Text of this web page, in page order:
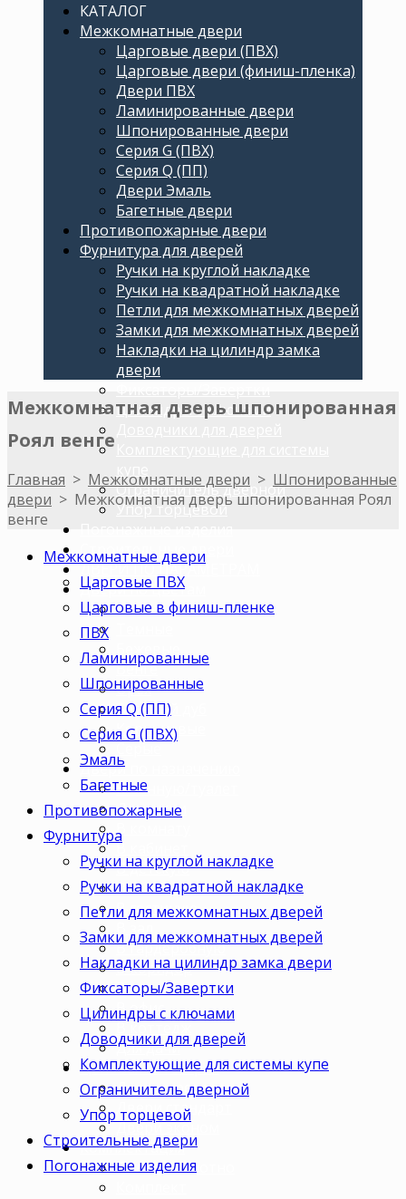
КАТАЛОГ
Межкомнатные двери
Царговые двери (ПВХ)
Царговые двери (финиш-пленка)
Двери ПВХ
Ламинированные двери
Шпонированные двери
Серия G (ПВХ)
Серия Q (ПП)
Двери Эмаль
Багетные двери
Противопожарные двери
Фурнитура для дверей
Ручки на круглой накладке
Ручки на квадратной накладке
Петли для межкомнатных дверей
Замки для межкомнатных дверей
Накладки на цилиндр замка
двери
Цилиндры с ключами
Ограничитель дверной
Упор торцевой
Строительные двери
ДВЕРИ ПО ПАРАМЕТРАМ
Двери по цветам
Светлые
Венге
Орех
Беленый дуб
Коричневые
Серые
Двери по назначению
В ванную/туалет
Для кухни
В комнату
В кабинет
В детскую
В спальню
В гостиную
В гардеробную
В коридор
В кладовку
В офис
В коттедж
Для дачи
Ценовая категория
Двери премиум
Двери стандарт
Двери эконом
Комплектация
Только полотно
Межкомнатная дверь шпонированная
Роял венге
Главная > Межкомнатные двери > Шпонированные
двери > Межкомнатная дверь шпонированная Роял
венге
Межкомнатные двери
Царговые ПВХ
Царговые в финиш-пленке
ПВХ
Ламинированные
Шпонированные
Серия Q (ПП)
Серия G (ПВХ)
Эмаль
Багетные
Противопожарные
Фурнитура
Ручки на круглой накладке
Ручки на квадратной накладке
Петли для межкомнатных дверей
Замки для межкомнатных дверей
Накладки на цилиндр замка двери
Фиксаторы/Завертки
Цилиндры с ключами
Доводчики для дверей
Комплектующие для системы купе
Ограничитель дверной
Упор торцевой
Строительные двери
Погонажные изделия